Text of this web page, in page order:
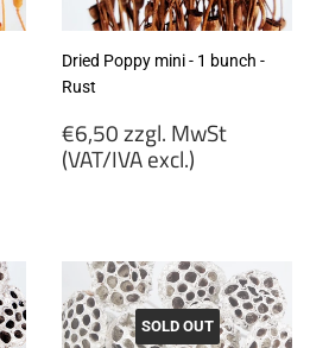
Dried Poppy mini - 1 bunch -
Rust
Regular
price
€6,50 zzgl. MwSt
(VAT/IVA excl.)
MwSt
(VAT/IVA
excl.) SOLD OUT